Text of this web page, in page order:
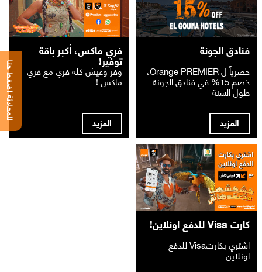
فنادق الجونة
حصرياً ل Orange PREMIER،
خصم 15% في فنادق الجونة
طول السنة
المزيد
فري ماكس، أكبر باقة
توفير!
وفر وعيش كله فري مع فري
ماكس !
المزيد
كارت Visa للدفع اونلاين!
اشتري بكارتVisa للدفع
اونلاين
للمحادثة اضغط هنا